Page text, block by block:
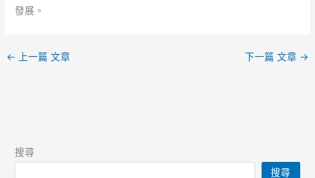
發展。
← 上一篇 文章 下一篇 文章 →
搜尋
搜尋